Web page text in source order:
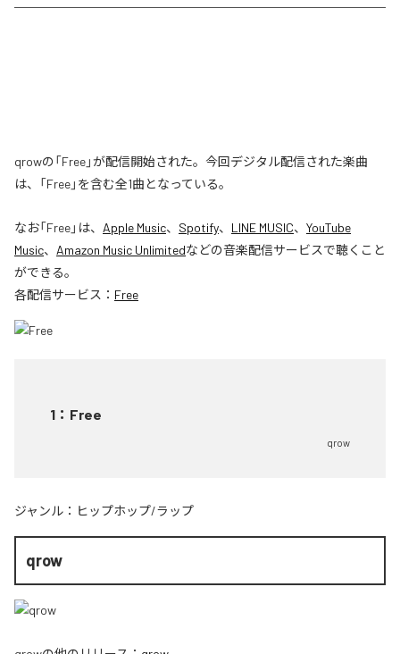
qrowの「Free」が配信開始された。今回デジタル配信された楽曲
は、「Free」を含む全1曲となっている。
なお「Free」は、 Apple Music、 Spotify、 LINE MUSIC、 YouTube
Music、 Amazon Music Unlimitedなどの音楽配信サービスで聴くこと
ができる。
各配信サービス： Free
1 ： Free
qrow
ジャンル： ヒップホップ/ラップ
qrow